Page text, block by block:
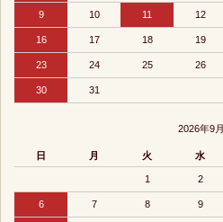
9 10 11 12
16 17 18 19
23 24 25 26
30 31
2026年9月
日 月 火 水
1 2
6 7 8 9